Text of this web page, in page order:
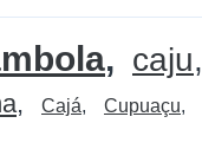
caju
Cajá Cupuaçu